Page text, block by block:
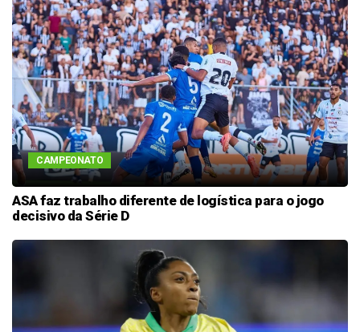
CAMPEONATO
ASA faz trabalho diferente de logística para o jogo
decisivo da Série D